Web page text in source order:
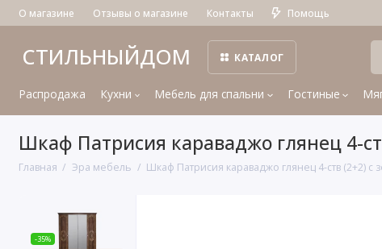
О магазине Отзывы о магазине Контакты Помощь
СТИЛЬНЫЙДОМ КАТАЛОГ
Распродажа Кухни Мебель для спальни Гостиные
Шкаф Патрисия караваджо глянец 4-
Главная Эра мебель Шкаф Патрисия караваджо глянец 4-ств (2+2) с
-35%